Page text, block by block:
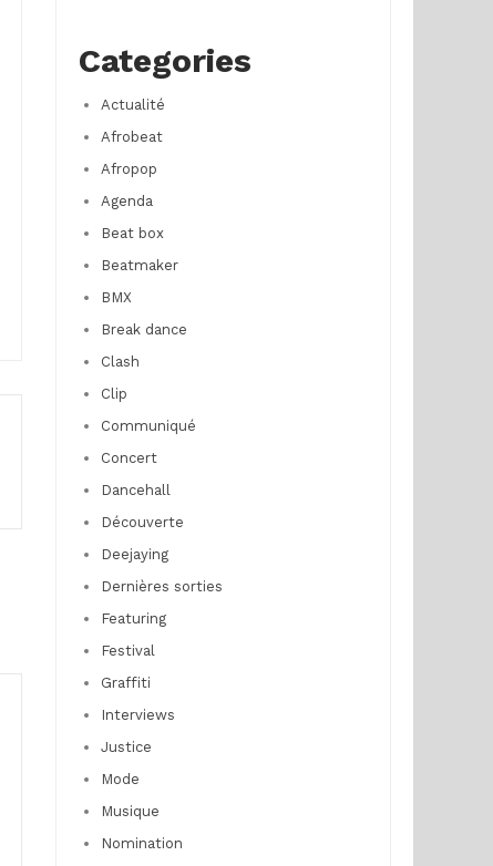
Categories
Actualité
Afrobeat
Afropop
Agenda
Beat box
Beatmaker
BMX
Break dance
Clash
Clip
Communiqué
Concert
Dancehall
Découverte
Deejaying
Dernières sorties
Featuring
Festival
Graffiti
Interviews
Justice
Mode
Musique
Nomination